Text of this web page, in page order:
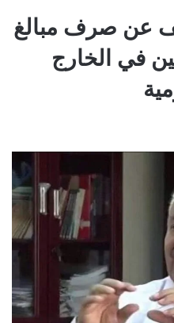
عن صرف مبالغ
في الخارج